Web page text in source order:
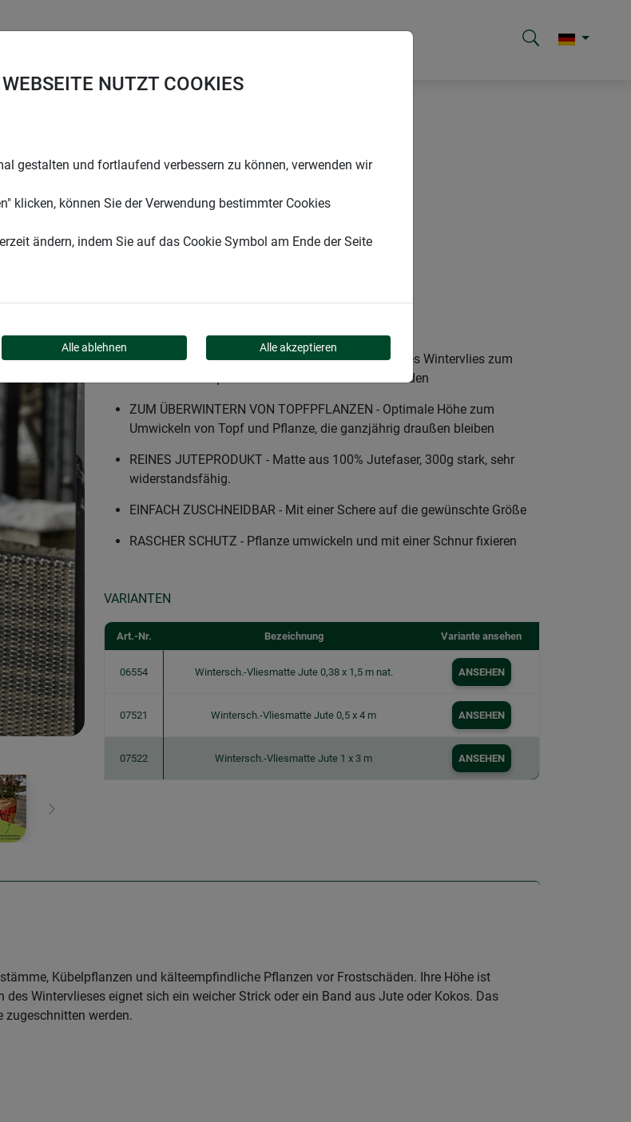
Weiter
STARKER WINTERMANTEL AUS JUTE - Dekoratives Wintervlies zum
Schutz kälteempfindlicher Pflanzen vor Frostschäden
ZUM ÜBERWINTERN VON TOPFPFLANZEN - Optimale Höhe zum
Umwickeln von Topf und Pflanze, die ganzjährig draußen bleiben
REINES JUTEPRODUKT - Matte aus 100% Jutefaser, 300g stark, sehr
widerstandsfähig.
EINFACH ZUSCHNEIDBAR - Mit einer Schere auf die gewünschte Größe
RASCHER SCHUTZ - Pflanze umwickeln und mit einer Schnur fixieren
VARIANTEN
Art.-Nr. Bezeichnung Variante ansehen
06554 Wintersch.-Vliesmatte Jute 0,38 x 1,5 m nat. ANSEHEN
07521 Wintersch.-Vliesmatte Jute 0,5 x 4 m ANSEHEN
07522 Wintersch.-Vliesmatte Jute 1 x 3 m ANSEHEN
Kübelpflanzen und kälteempfindliche Pflanzen vor Frostschäden. Ihre Höhe ist
Wintervlieses eignet sich ein weicher Strick oder ein Band aus Jute oder Kokos. Das
zugeschnitten werden.
NUTZT COOKIES
gestalten und fortlaufend verbessern zu können, verwenden wir
klicken, können Sie der Verwendung bestimmter Cookies
ändern, indem Sie auf das Cookie Symbol am Ende der Seite
Alle ablehnen Alle akzeptieren